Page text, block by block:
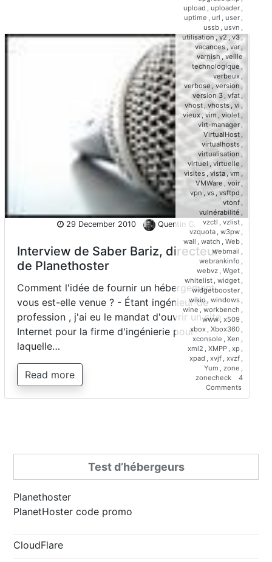
29 December 2010 Quentin C.
Interview de Saber Bariz, directeur
de Planethoster
Comment l'idée de fournir un hébergement
vous est-elle venue ? - Étant ingénieur de
profession , j'ai eu le mandat d'ouvrir un site
Internet pour la firme d'ingénierie pour
laquelle…
Read more
upload , uploader ,
uptime , url , user ,
ussb , usvn ,
utilisation,v2,v3,
vacances , var,
varnish , veille
technologique ,
verbeux ,
verbose ,version,
version 3 ,vfat ,
vhost , vhosts , vi ,
vieux , vim , violet,
virt-manager ,
VirtualHost ,
virtualhosts ,
virtualisation ,
virtuel, virtuelle ,
visites , vista , vm ,
VMWare , voir ,
vpn , vs , vsftpd ,
vtonf ,
vulnérabilité ,
vzctl , vzlist ,
vzquota , w3pw ,
wall , watch , Web ,
webmail ,
webrankinfo ,
webvz , Wget ,
whitelist , widget ,
widgetbooster ,
wikio, windows ,
wine , workbench ,
www, x509 ,
xbox , Xbox360 ,
xconsole , Xen ,
xml2 , XMPP , xp ,
xpad , xvjf , xvzf ,
Yum , zone ,
zonecheck
4
Commentson
Interview
Test d’hébergeurs
Planethoster
PlanetHoster code promo
CloudFlare